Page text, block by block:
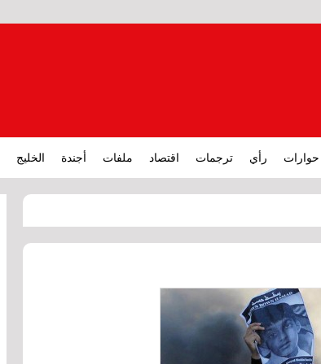
حوارات رأي ترجمات اقتصاد ملفات أجندة الخليج